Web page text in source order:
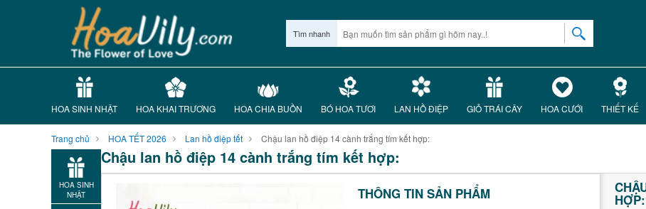
Tìm nhanh
HOA SINH NHẬT HOA KHAI TRƯƠNG HOA CHIA BUỒN BÓ HOA TƯƠI LAN HỒ ĐIỆP GIỎ TRÁI CÂY HOA CƯỚI THIẾT KẾ
Trang chủ HOA TẾT 2026 Lan hồ điệp tết Chậu lan hồ điệp 14 cành trắng tím kết hợp:
HOA SINH
NHẬT
Chậu lan hồ điệp 14 cành trắng tím kết hợp:
THÔNG TIN SẢN PHẨM HỢP: